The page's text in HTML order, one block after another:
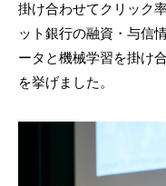
掛け合わせてクリック
ット銀行の融資・与信
ータと機械学習を掛け
を挙げました。